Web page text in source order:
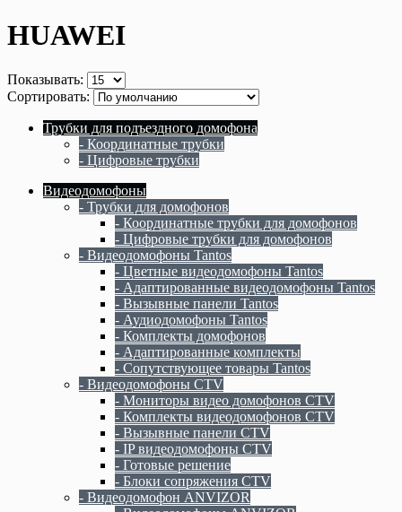
HUAWEI
Показывать:
Сортировать:
Трубки для подъездного домофона
- Координатные трубки
- Цифровые трубки
Видеодомофоны
- Трубки для домофонов
- Координатные трубки для домофонов
- Цифровые трубки для домофонов
- Видеодомофоны Tantos
- Цветные видеодомофоны Tantos
- Адаптированные видеодомофоны Tantos
- Вызывные панели Tantos
- Аудиодомофоны Tantos
- Комплекты домофонов
- Адаптированные комплекты
- Сопутствующее товары Tantos
- Видеодомофоны CTV
- Мониторы видео домофонов CTV
- Комплекты видеодомофонов CTV
- Вызывные панели CTV
- IP видеодомофоны CTV
- Готовые решение
- Блоки сопряжения CTV
- Видеодомофон ANVIZOR